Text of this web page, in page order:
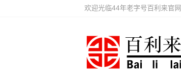
欢迎光临44年老字号百利来官网